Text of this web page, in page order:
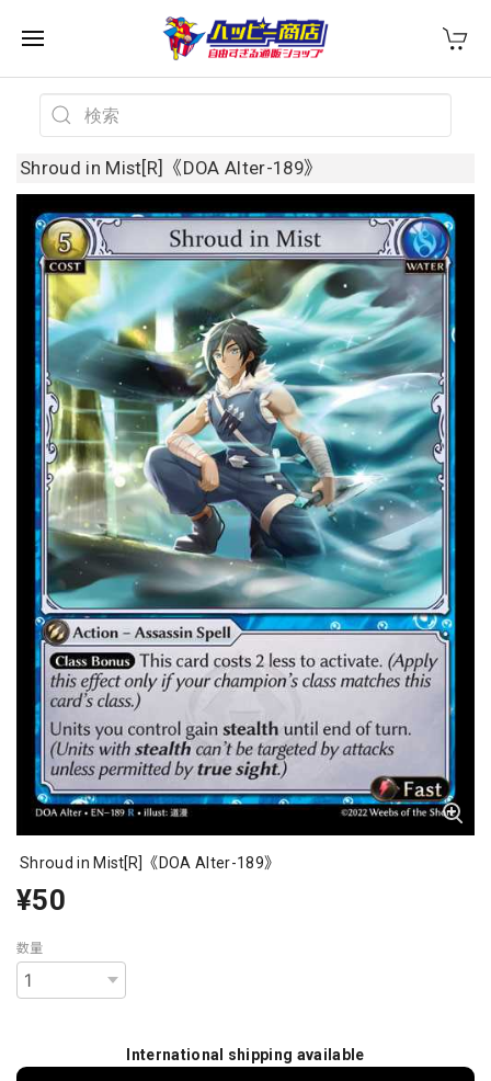
Shroud in Mist[R]《DOA Alter-189》
Shroud in Mist[R]《DOA Alter-189》
¥50
数量
International shipping available